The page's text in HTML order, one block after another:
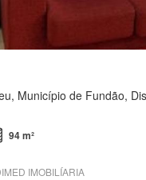
Município de Fundão,
94 m²
IMOBILÍARIA